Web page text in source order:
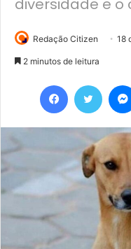
diversidade e o
Redação Citizen 18
2 minutos de leitura